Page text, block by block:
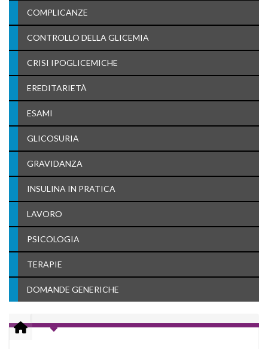
COMPLICANZE
CONTROLLO DELLA GLICEMIA
CRISI IPOGLICEMICHE
EREDITARIETÀ
ESAMI
GLICOSURIA
GRAVIDANZA
INSULINA IN PRATICA
LAVORO
PSICOLOGIA
TERAPIE
DOMANDE GENERICHE